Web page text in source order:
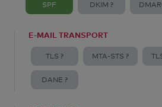
SPF DKIM ?
E-MAIL TRANSPORT
TLS ? MTA-STS ?
DANE ?